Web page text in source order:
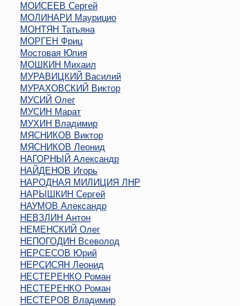
МОИСЕЕВ Сергей
МОЛИНАРИ Маурицио
МОНТЯН Татьяна
МОРГЕН Фриц
Мостовая Юлия
МОШКИН Михаил
МУРАВИЦКИЙ Василий
МУРАХОВСКИЙ Виктор
МУСИЙ Олег
МУСИН Марат
МУХИН Владимир
МЯСНИКОВ Виктор
МЯСНИКОВ Леонид
НАГОРНЫЙ Александр
НАЙДЕНОВ Игорь
НАРОДНАЯ МИЛИЦИЯ ЛНР
НАРЫШКИН Сергей
НАУМОВ Александр
НЕВЗЛИН Антон
НЕМЕНСКИЙ Олег
НЕПОГОДИН Всеволод
НЕРСЕСОВ Юрий
НЕРСИСЯН Леонид
НЕСТЕРЕНКО Роман
НЕСТЕРЕНКО Роман
НЕСТЕРОВ Владимир